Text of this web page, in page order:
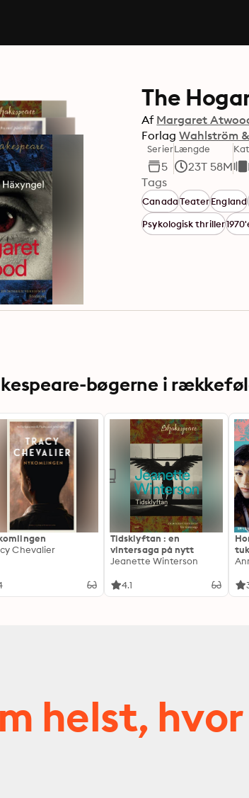
The
Af Margaret
Forlag Wahlström
Serier
5
Længde
23T 58M
Tags
CanadaTeaterEngland
Psykologisk thriller
bøgerne i
Chevalier
Tidsklyftan : en
vintersaga på nytt
Jeanette Winterson
4.1
helst, hvor